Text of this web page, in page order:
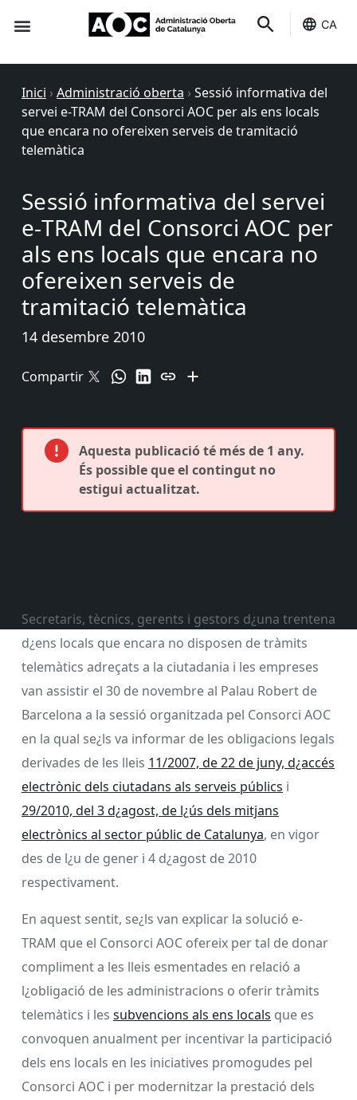
CA
Inici › Administració oberta › Sessió informativa del
servei e-TRAM del Consorci AOC per als ens locals
que encara no ofereixen serveis de tramitació
telemàtica
Sessió informativa del servei
e-TRAM del Consorci AOC per
als ens locals que encara no
ofereixen serveis de
tramitació telemàtica
14 desembre 2010
Compartir
Aquesta publicació té més de 1 any.
És possible que el contingut no
estigui actualitzat.
Secretaris, tècnics, gerents i gestors d¿una trentena
d¿ens locals que encara no disposen de tràmits
telemàtics adreçats a la ciutadania i les empreses
van assistir el 30 de novembre al Palau Robert de
Barcelona a la sessió organitzada pel Consorci AOC
en la qual se¿ls va informar de les obligacions legals
derivades de les lleis 11/2007, de 22 de juny, d¿accés
electrònic dels ciutadans als serveis públics i
29/2010, del 3 d¿agost, de l¿ús dels mitjans
electrònics al sector públic de Catalunya, en vigor
des de l¿u de gener i 4 d¿agost de 2010
respectivament.
En aquest sentit, se¿ls van explicar la solució e-
TRAM que el Consorci AOC ofereix per tal de donar
compliment a les lleis esmentades en relació a
l¿obligació de les administracions o oferir tràmits
telemàtics i les subvencions als ens locals que es
convoquen anualment per incentivar la participació
dels ens locals en les iniciatives promogudes pel
Consorci AOC i per modernitzar la prestació dels